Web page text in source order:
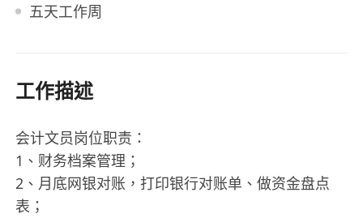
五天工作周
工作描述
会计文员岗位职责：
1、财务档案管理；
2、月底网银对账，打印银行对账单、做资金盘点
表；